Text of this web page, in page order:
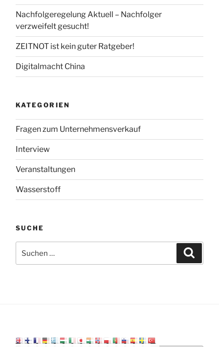
Nachfolgeregelung Aktuell – Nachfolger
verzweifelt gesucht!
ZEITNOT ist kein guter Ratgeber!
Digitalmacht China
KATEGORIEN
Fragen zum Unternehmensverkauf
Interview
Veranstaltungen
Wasserstoff
SUCHE
nach: